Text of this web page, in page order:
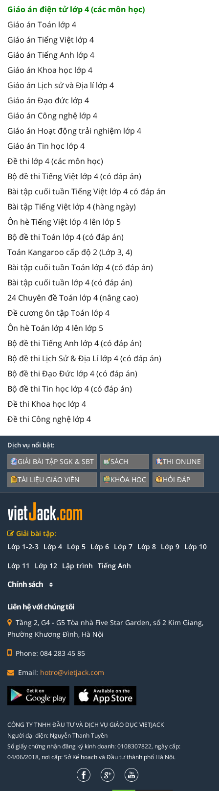
Giáo án điện tử lớp 4 (các môn học)
Giáo án Toán lớp 4
Giáo án Tiếng Việt lớp 4
Giáo án Tiếng Anh lớp 4
Giáo án Khoa học lớp 4
Giáo án Lịch sử và Địa lí lớp 4
Giáo án Đạo đức lớp 4
Giáo án Công nghệ lớp 4
Giáo án Hoạt động trải nghiệm lớp 4
Giáo án Tin học lớp 4
Đề thi lớp 4 (các môn học)
Bộ đề thi Tiếng Việt lớp 4 (có đáp án)
Bài tập cuối tuần Tiếng Việt lớp 4 có đáp án
Bài tập Tiếng Việt lớp 4 (hàng ngày)
Ôn hè Tiếng Việt lớp 4 lên lớp 5
Bộ đề thi Toán lớp 4 (có đáp án)
Toán Kangaroo cấp độ 2 (Lớp 3, 4)
Bài tập cuối tuần Toán lớp 4 (có đáp án)
Bài tập cuối tuần lớp 4 (có đáp án)
24 Chuyên đề Toán lớp 4 (nâng cao)
Đề cương ôn tập Toán lớp 4
Ôn hè Toán lớp 4 lên lớp 5
Bộ đề thi Tiếng Anh lớp 4 (có đáp án)
Bộ đề thi Lịch Sử & Địa Lí lớp 4 (có đáp án)
Bộ đề thi Đạo Đức lớp 4 (có đáp án)
Bộ đề thi Tin học lớp 4 (có đáp án)
Đề thi Khoa học lớp 4
Đề thi Công nghệ lớp 4
Dịch vụ nổi bật:
GIẢI BÀI TẬP SGK & SBT
TÀI LIỆU GIÁO VIÊN
SÁCH
KHÓA HỌC
THI ONLINE
HỎI ĐÁP
Giải bài tập:
Lớp 1-2-3 Lớp 4 Lớp 5 Lớp 6 Lớp 7 Lớp 8 Lớp 9 Lớp 10
Lớp 11 Lớp 12 Lập trình Tiếng Anh
Chính sách
Liên hệ với chúng tôi
Tầng 2, G4 - G5 Tòa nhà Five Star Garden, số 2 Kim Giang,
Phường Khương Đình, Hà Nội
Phone: 084 283 45 85
Email: hotro@vietjack.com
CÔNG TY TNHH ĐẦU TƯ VÀ DỊCH VỤ GIÁO DỤC VIETJACK
Người đại diện: Nguyễn Thanh Tuyền
Số giấy chứng nhận đăng ký kinh doanh: 0108307822, ngày cấp:
04/06/2018, nơi cấp: Sở Kế hoạch và Đầu tư thành phố Hà Nội.